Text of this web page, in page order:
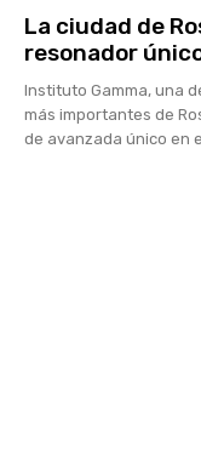
La ciudad de
resonador
Instituto Gamma, una
más importantes de
de avanzada único en el